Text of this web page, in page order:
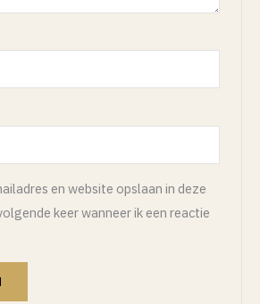
en website opslaan in deze
keer wanneer ik een reactie